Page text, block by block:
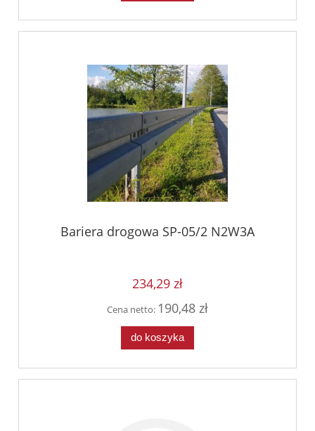
Bariera drogowa SP-05/2 N2W3A
234,29 zł
Cena netto: 190,48 zł
do koszyka